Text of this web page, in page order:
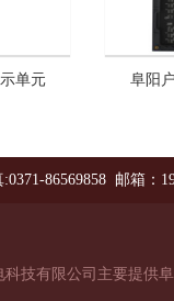
单元 阜阳
86569858 邮箱：
技有限公司主要提供阜